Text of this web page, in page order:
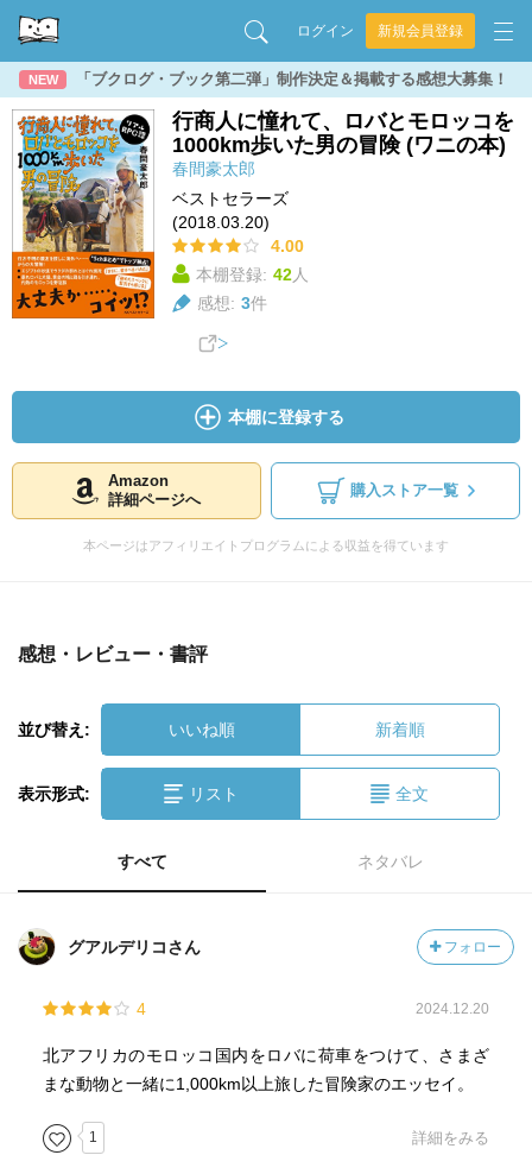
ログイン 新規会員登録
NEW 「ブクログ・ブック第二弾」制作決定＆掲載する感想大募集！
行商人に憧れて、ロバとモロッコを
1000km歩いた男の冒険 (ワニの本)
春間豪太郎
ベストセラーズ
(2018.03.20)
4.00
本棚登録: 42人
感想: 3件
本棚に登録する
Amazon
詳細ページへ
購入ストア一覧
本ページはアフィリエイトプログラムによる収益を得ています
感想・レビュー・書評
並び替え: いいね順 新着順
表示形式: リスト 全文
すべて ネタバレ
グアルデリコさん フォロー
4 2024.12.20
北アフリカのモロッコ国内をロバに荷車をつけて、さまざ
まな動物と一緒に1,000km以上旅した冒険家のエッセイ。
1 詳細をみる